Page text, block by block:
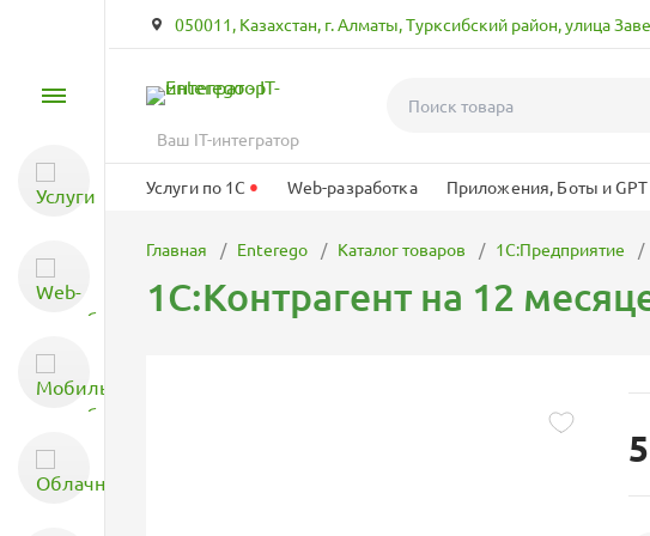
050011, Казахстан, г. Алматы, Турксибский район, улица
Ваш IT-интегратор
Услуги по 1С • Web-разработка Приложения, Боты и GPT
Услуги
Услуги по 1С
Главная Enterego Каталог товаров 1С:Предприятие
1С:Контрагент на 12